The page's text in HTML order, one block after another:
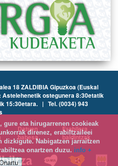
18 ZALDIBIA Gipuzkoa (Euskal
Astelehenetik ostegunera 8:30etatik
15:30etara. | Tel. (0034) 943
Datuen
babesa
Erabilera
baldintzak
gure eta hirugarrenen cookieak
direnez, erabiltzaileei
dizkigute. Nabigatzen jarraitzen
onartzen duzu. info +